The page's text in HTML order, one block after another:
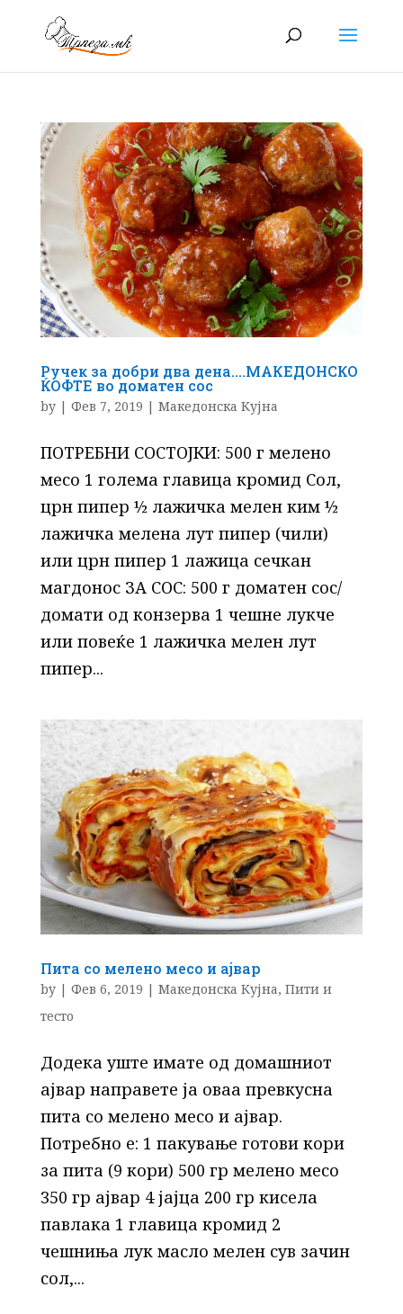
Ручек за добри два дена….МАКЕДОНСКО
ЌОФТЕ во доматен сос
by | Фев 7, 2019 | Македонска Кујна
ПОТРЕБНИ СОСТОЈКИ: 500 г мелено
месо 1 голема главица кромид Сол,
црн пипер ½ лажичка мелен ким ½
лажичка мелена лут пипер (чили)
или црн пипер 1 лажица сечкан
магдонос ЗА СОС: 500 г доматен сос/
домати од конзерва 1 чешне лукче
или повеќе 1 лажичка мелен лут
пипер...
Пита со мелено месо и ајвар
by | Фев 6, 2019 | Македонска Кујна, Пити и
тесто
Додека уште имате од домашниот
ајвар направете ја оваа превкусна
пита со мелено месо и ајвар.
Потребно е: 1 пакување готови кори
за пита (9 кори) 500 гр мелено месо
350 гр ајвар 4 јајца 200 гр кисела
павлака 1 главица кромид 2
чешниња лук масло мелен сув зачин
сол,...